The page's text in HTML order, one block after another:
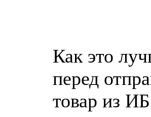
Как это
перед
товар из